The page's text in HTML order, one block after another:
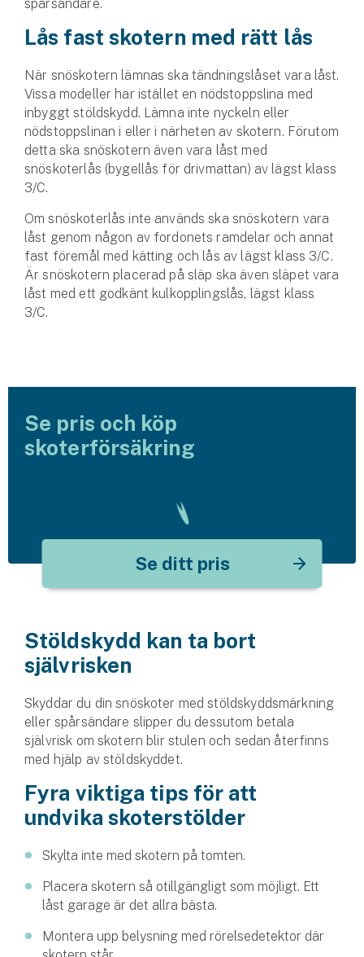
Hundförsäkring
Jakthundsförsäkring
Kattförsäkring
Djurförsäkring
Hem & hus
Hemförsäkring
Villaförsäkring
Bostadsrättsförsäkring
Hyresrättsförsäkring
Bilförsäkring för företag
Gruppförsäkringar
Försäkring via förmedlare
spårsändare.
Lås fast skotern med rätt lås
När snöskotern lämnas ska tändningslåset vara låst.
Vissa modeller har istället en nödstoppslina med
inbyggt stöldskydd. Lämna inte nyckeln eller
nödstoppslinan i eller i närheten av skotern. Förutom
detta ska snöskotern även vara låst med
snöskoterlås (bygellås för drivmattan) av lägst klass
3/C.
Om snöskoterlås inte används ska snöskotern vara
låst genom någon av fordonets ramdelar och annat
fast föremål med kätting och lås av lägst klass 3/C.
Är snöskotern placerad på släp ska även släpet vara
låst med ett godkänt kulkopplingslås, lägst klass
3/C.
Se pris och köp
skoterförsäkring
Se ditt pris
Stöldskydd kan ta bort
självrisken
Skyddar du din snöskoter med stöldskyddsmärkning
eller spårsändare slipper du dessutom betala
självrisk om skotern blir stulen och sedan återfinns
med hjälp av stöldskyddet.
Fyra viktiga tips för att
undvika skoterstölder
Skylta inte med skotern på tomten.
Placera skotern så otillgängligt som möjligt. Ett
låst garage är det allra bästa.
Montera upp belysning med rörelsedetektor där